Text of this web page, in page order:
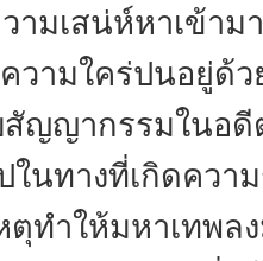
ามเสน่ห์หาเข้าม
วามใคร่ปนอยู่ด้
ญญากรรมในอดี
ในทางที่เกิดคว
ทำให้มหาเทพล